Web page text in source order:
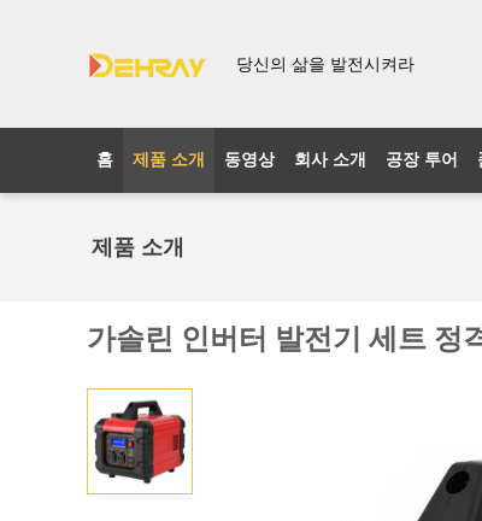
당신의 삶을 발전시켜라
홈 제품 소개 동영상 회사 소개 공장 투어
제품 소개
가솔린 인버터 발전기 세트 정